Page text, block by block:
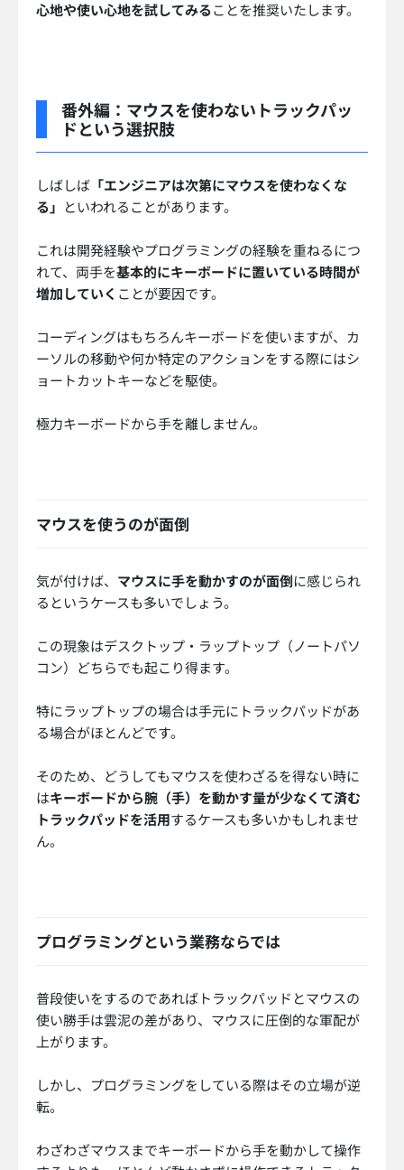
心地や使い心地を試してみることを推奨いたします。
番外編：マウスを使わないトラックパッ
ドという選択肢
しばしば 「エンジニアは次第にマウスを使わなくな
る」 といわれることがあります。
これは開発経験やプログラミングの経験を重ねるにつ
れて、両手を基本的にキーボードに置いている時間が
増加していく ことが要因です。
コーディングはもちろんキーボードを使いますが、カ
ーソルの移動や何か特定のアクションをする際にはシ
ョートカットキーなどを駆使。
極力キーボードから手を離しません。
マウスを使うのが面倒
気が付けば、 マウスに手を動かすのが面倒に感じられ
るというケースも多いでしょう。
この現象はデスクトップ・ラップトップ（ノートパソ
コン）どちらでも起こり得ます。
特にラップトップの場合は手元にトラックパッドがあ
る場合がほとんどです。
そのため、どうしてもマウスを使わざるを得ない時に
はキーボードから腕（手）を動かす量が少なくて済む
トラックパッドを活用するケースも多いかもしれませ
ん。
プログラミングという業務ならでは
普段使いをするのであればトラックパッドとマウスの
使い勝手は雲泥の差があり、マウスに圧倒的な軍配が
上がります。
しかし、プログラミングをしている際はその立場が逆
転。
わざわざマウスまでキーボードから手を動かして操作